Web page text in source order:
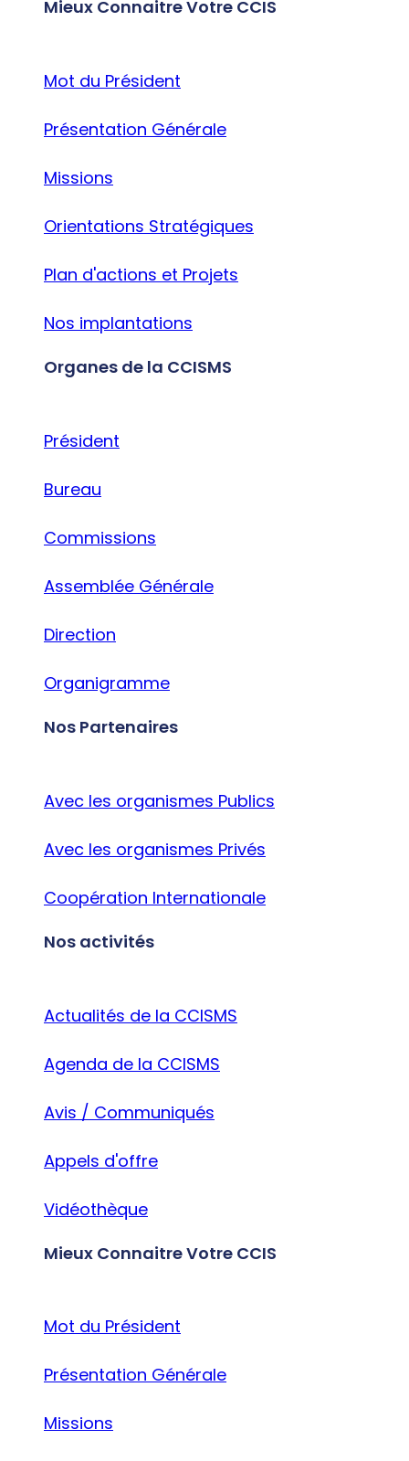
Mieux Connaitre Votre CCIS
Mot du Président
Présentation Générale
Missions
Orientations Stratégiques
Plan d'actions et Projets
Nos implantations
Organes de la CCISMS
Président
Bureau
Commissions
Assemblée Générale
Direction
Organigramme
Nos Partenaires
Avec les organismes Publics
Avec les organismes Privés
Coopération Internationale
Nos activités
Actualités de la CCISMS
Agenda de la CCISMS
Avis / Communiqués
Appels d'offre
Vidéothèque
Mieux Connaitre Votre CCIS
Mot du Président
Présentation Générale
Missions